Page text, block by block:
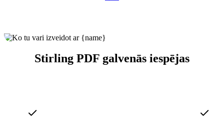
Stirling PDF galvenās iespējas